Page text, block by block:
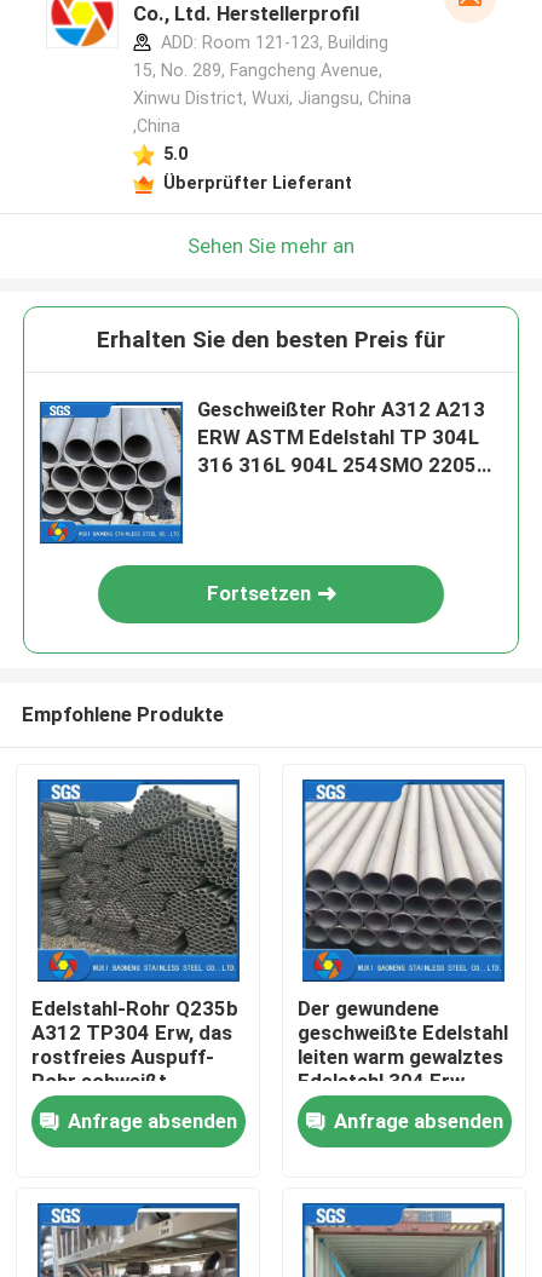
Nach Hause
Kontakte
Co., Ltd. Herstellerprofil
ADD: Room 121-123, Building
15, No. 289, Fangcheng Avenue,
Xinwu District, Wuxi, Jiangsu, China
,China
5.0
Überprüfter Lieferant
Sehen Sie mehr an
Erhalten Sie den besten Preis für
Geschweißter Rohr A312 A213
ERW ASTM Edelstahl TP 304L
316 316L 904L 254SMO 2205
Fortsetzen
Empfohlene Produkte
Edelstahl-Rohr Q235b
A312 TP304 Erw, das
rostfreies Auspuff-
Rohr schweißt
Anfrage absenden
Der gewundene
geschweißte Edelstahl
leiten warm gewalztes
Edelstahl 304 Erw-
Rohr
Anfrage absenden